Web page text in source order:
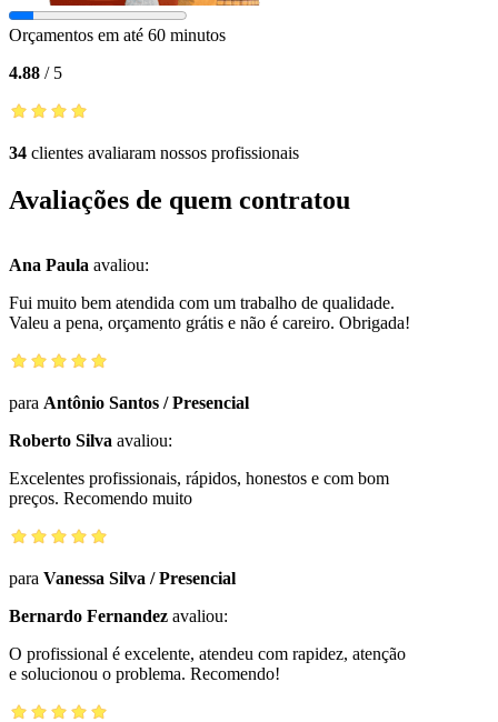
Orçamentos em até 60 minutos
4.88 / 5
34 clientes avaliaram nossos profissionais
Avaliações de quem contratou
Ana Paula avaliou:
Fui muito bem atendida com um trabalho de qualidade.
Valeu a pena, orçamento grátis e não é careiro. Obrigada!
para Antônio Santos /Presencial
Roberto Silva avaliou:
Excelentes profissionais, rápidos, honestos e com bom
preços. Recomendo muito
para Vanessa Silva /Presencial
Bernardo Fernandez avaliou:
O profissional é excelente, atendeu com rapidez, atenção
e solucionou o problema. Recomendo!